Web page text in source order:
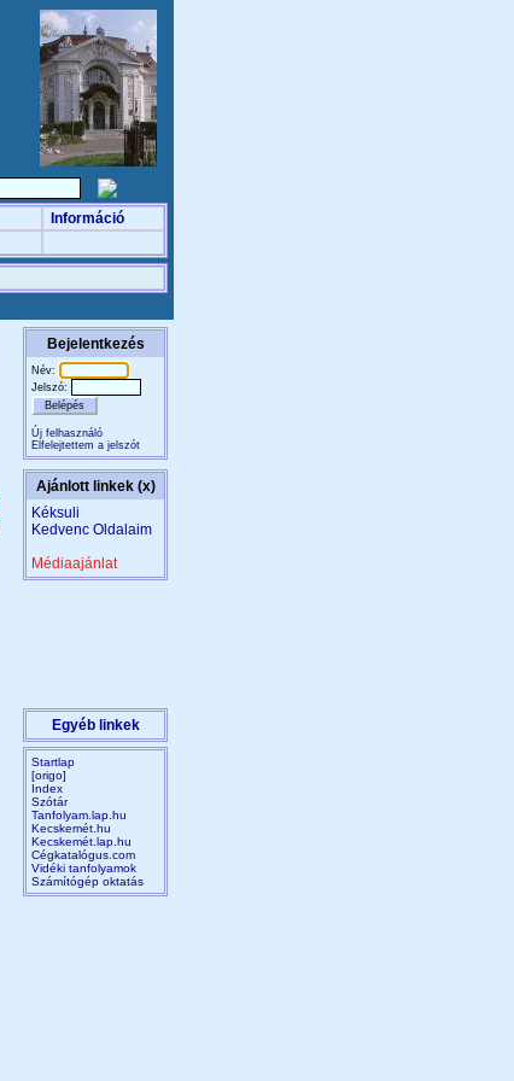
Információ
Bejelentkezés
Név:
Jelszó:
Új felhasználó
Elfelejtettem a jelszót
Ajánlott linkek (x)
Kéksuli
Kedvenc Oldalaim
Médiaajánlat
Egyéb linkek
Startlap
[origo]
Index
Szótár
Tanfolyam.lap.hu
Kecskemét.hu
Kecskemét.lap.hu
Cégkatalógus.com
Vidéki tanfolyamok
Számítógép oktatás